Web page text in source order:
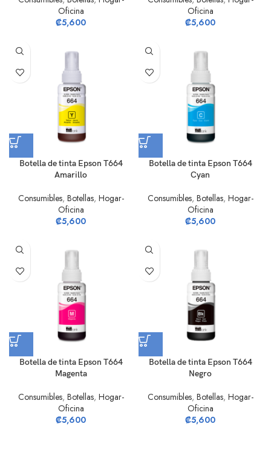
Oficina
₡5,600
Oficina
₡5,600
Botella de tinta Epson T664
Amarillo
Consumibles, Botellas, Hogar-
Oficina
₡5,600
Botella de tinta Epson T664
Cyan
Consumibles, Botellas, Hogar-
Oficina
₡5,600
Botella de tinta Epson T664
Magenta
Consumibles, Botellas, Hogar-
Oficina
₡5,600
Botella de tinta Epson T664
Negro
Consumibles, Botellas, Hogar-
Oficina
₡5,600